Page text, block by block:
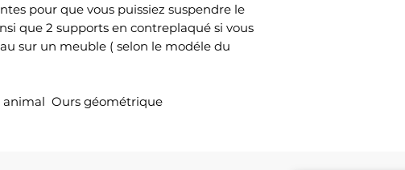
pour que vous puissiez suspendre le
que 2 supports en contreplaqué si vous
sur un meuble ( selon le modéle du
animal Ours géométrique